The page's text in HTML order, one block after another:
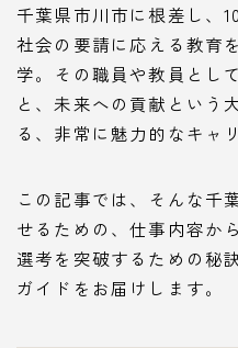
千葉県市川市に根差し、
社会の要請に応える教育
学。その職員や教員とし
と、未来への貢献という
る、非常に魅力的なキャ
この記事では、そんな千
せるための、仕事内容か
選考を突破するための秘
ガイドをお届けします。